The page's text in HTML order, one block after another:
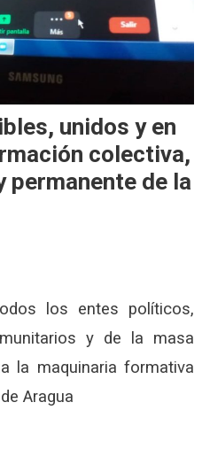
unidos y en
colectiva,
permanente de la
los entes políticos,
y de la masa
la maquinaria formativa
Aragua